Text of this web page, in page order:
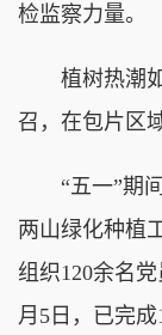
检监察力量。
植树热潮如
召，在包片区
“五一”期间
两山绿化种植
组织120余名
月5日，已完